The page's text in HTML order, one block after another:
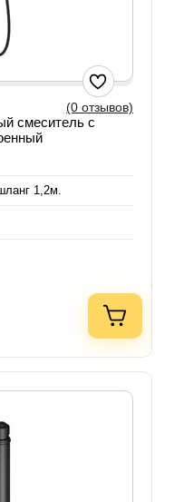
(0 отзывов)
смеситель с
1,2м.